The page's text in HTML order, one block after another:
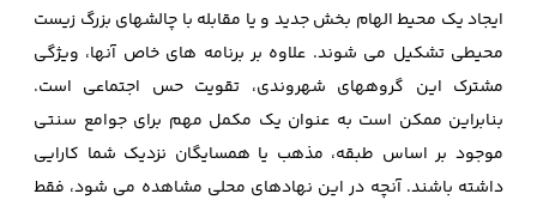
ایجاد یک محیط الهام بخش جدید و یا مقابله با چالشهای بزرگ زیست
محیطی تشکیل می شوند. علاوه بر برنامه های خاص آنها، ویژگی
مشترک این گروههای شهروندی، تقویت حس اجتماعی است.
بنابراین ممکن است به عنوان یک مکمل مهم برای جوامع سنتی
موجود بر اساس طبقه، مذهب یا همسایگان نزدیک شما کارایی
داشته باشند. آنچه در این نهادهای محلی مشاهده می شود، فقط